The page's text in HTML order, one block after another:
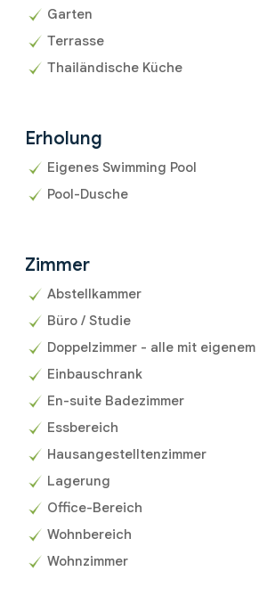
Garten
Terrasse
Thailändische Küche
Erholung
Eigenes Swimming Pool
Pool-Dusche
Zimmer
Abstellkammer
Büro / Studie
Doppelzimmer - alle mit eigenem
Einbauschrank
En-suite Badezimmer
Essbereich
Hausangestelltenzimmer
Lagerung
Office-Bereich
Wohnbereich
Wohnzimmer